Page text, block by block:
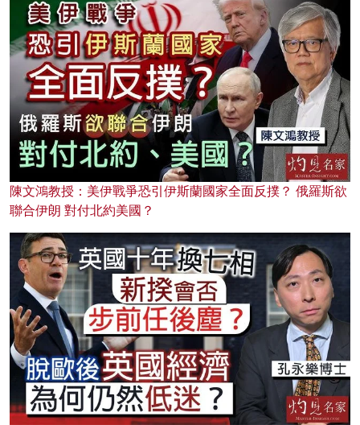
陳文鴻教授：美伊戰爭恐引伊斯蘭國家全面反撲？ 俄羅斯欲
聯合伊朗 對付北約美國？